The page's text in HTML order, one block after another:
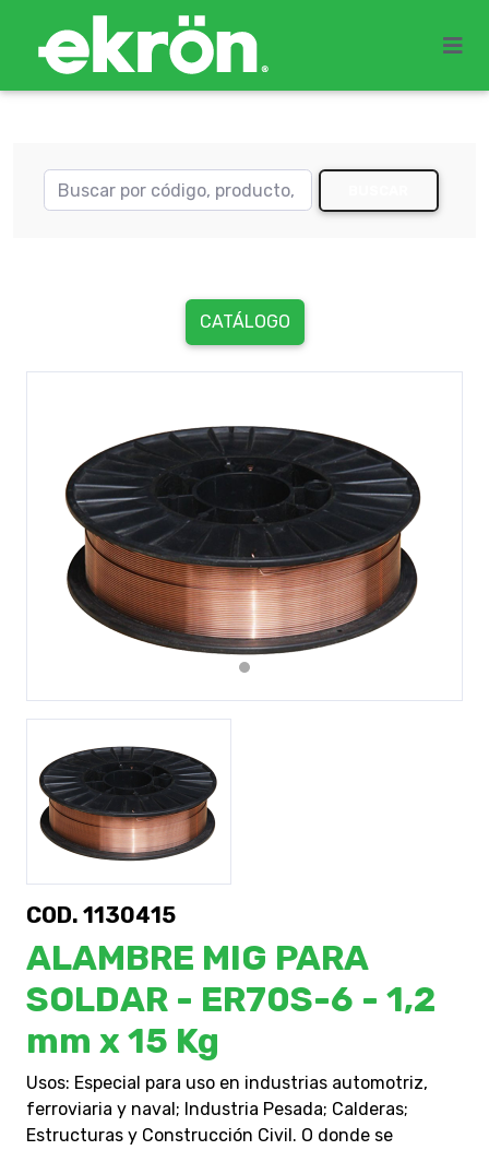
CATÁLOGO
Previous
COD. 1130415
ALAMBRE MIG PARA
SOLDAR - ER70S-6 - 1,2
mm x 15 Kg
Usos: Especial para uso en industrias automotriz,
ferroviaria y naval; Industria Pesada; Calderas;
Estructuras y Construcción Civil. O donde se